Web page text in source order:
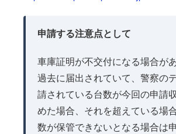
申請する注意点として
車庫証明が不交付になる場合があ
過去に届出されていて、警察の
請されている台数が今回の申請
めた場合、それを超えている場
数が保管できないとなる場合は